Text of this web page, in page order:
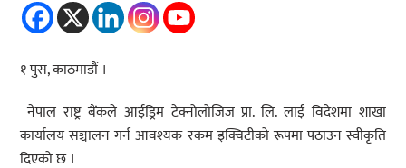
१ पुस, काठमाडौं ।
नेपाल राष्ट्र बैंकले आईड्रिम टेक्नोलोजिज प्रा. लि. लाई विदेशमा शाखा
कार्यालय सञ्चालन गर्न आवश्यक रकम इक्विटीको रूपमा पठाउन स्वीकृति
दिएको छ ।